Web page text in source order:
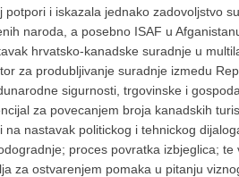
potpori i iskazala jednako zadovoljstvo
naroda, a posebno ISAF u
hrvatsko-kanadske suradnje u
za produbljivanje suradnje izmedu
sigurnosti, trgovinske i
za povecanjem broja kanadskih
na nastavak politickog i tehnickog
proces povratka izbjeglica;
za ostvarenjem pomaka u pitanju